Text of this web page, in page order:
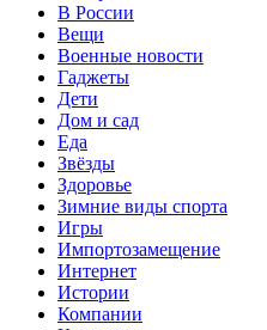
В России
Вещи
Военные новости
Гаджеты
Дети
Дом и сад
Еда
Звёзды
Здоровье
Зимние виды спорта
Игры
Импортозамещение
Интернет
Истории
Компании